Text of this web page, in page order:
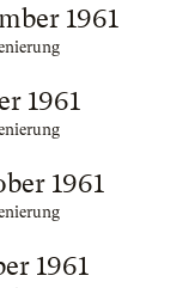
1961
1961
1961
1961